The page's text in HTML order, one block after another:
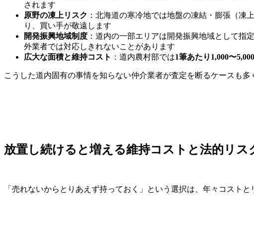
されます
原野の凍上リスク ：北海道の寒冷地では地盤の凍結・膨張（
り、買い手が敬遠します
開発振興地域制度 ：道内の一部エリアは開発振興地域として
外業者では対応しきれないことがあります
広大な面積と維持コスト ：道内農村部では1筆あたり1,000〜
こうした道内固有の事情を知らない仲介業者が査定を断るケースも多
放置し続けると増える維持コストと法的リス
「売れないからとりあえず持っておく」という選択は、年々コストと